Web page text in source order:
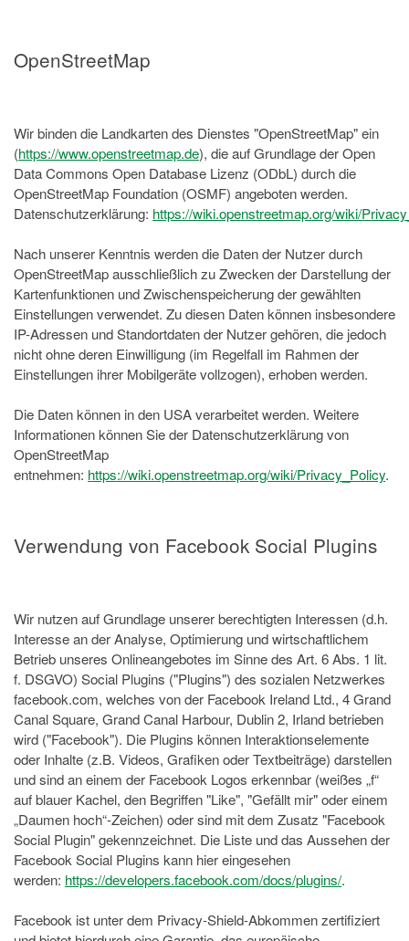
OpenStreetMap
Wir binden die Landkarten des Dienstes "OpenStreetMap" ein
(https://www.openstreetmap.de), die auf Grundlage der Open
Data Commons Open Database Lizenz (ODbL) durch die
OpenStreetMap Foundation (OSMF) angeboten werden.
Datenschutzerklärung: https://wiki.openstreetmap.org/wiki/
Nach unserer Kenntnis werden die Daten der Nutzer durch
OpenStreetMap ausschließlich zu Zwecken der Darstellung der
Kartenfunktionen und Zwischenspeicherung der gewählten
Einstellungen verwendet. Zu diesen Daten können insbesondere
IP-Adressen und Standortdaten der Nutzer gehören, die jedoch
nicht ohne deren Einwilligung (im Regelfall im Rahmen der
Einstellungen ihrer Mobilgeräte vollzogen), erhoben werden.
Die Daten können in den USA verarbeitet werden. Weitere
Informationen können Sie der Datenschutzerklärung von
OpenStreetMap
entnehmen: https://wiki.openstreetmap.org/wiki/Privacy_Policy.
Verwendung von Facebook Social Plugins
Wir nutzen auf Grundlage unserer berechtigten Interessen (d.h.
Interesse an der Analyse, Optimierung und wirtschaftlichem
Betrieb unseres Onlineangebotes im Sinne des Art. 6 Abs. 1 lit.
f. DSGVO) Social Plugins ("Plugins") des sozialen Netzwerkes
facebook.com, welches von der Facebook Ireland Ltd., 4 Grand
Canal Square, Grand Canal Harbour, Dublin 2, Irland betrieben
wird ("Facebook"). Die Plugins können Interaktionselemente
oder Inhalte (z.B. Videos, Grafiken oder Textbeiträge) darstellen
und sind an einem der Facebook Logos erkennbar (weißes „f“
auf blauer Kachel, den Begriffen "Like", "Gefällt mir" oder einem
„Daumen hoch“-Zeichen) oder sind mit dem Zusatz "Facebook
Social Plugin" gekennzeichnet. Die Liste und das Aussehen der
Facebook Social Plugins kann hier eingesehen
werden: https://developers.facebook.com/docs/plugins/.
Facebook ist unter dem Privacy-Shield-Abkommen zertifiziert